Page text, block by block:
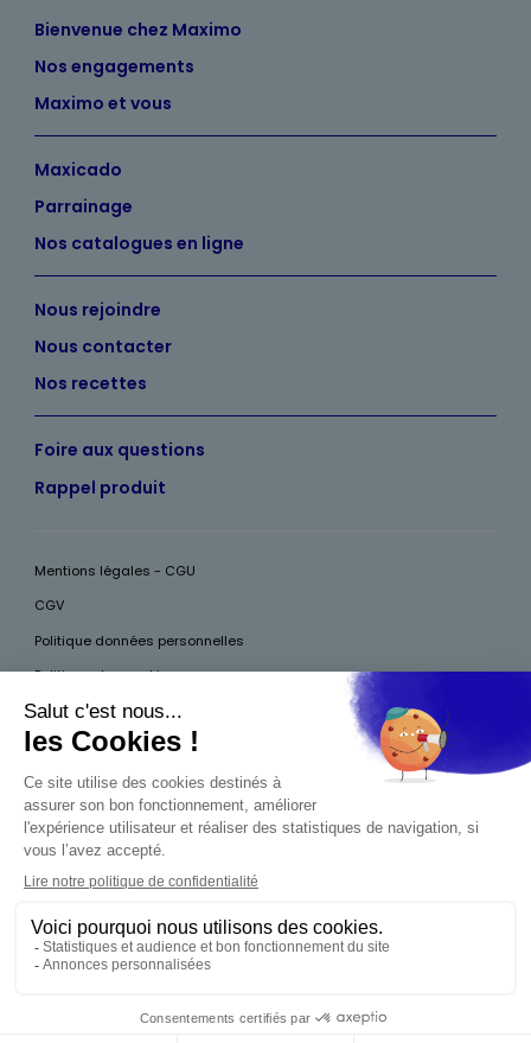
0,00 €
Bienvenue chez Maximo
Nos engagements
Maximo et vous
Maxicado
Parrainage
Nos catalogues en ligne
Nous rejoindre
Nous contacter
Nos recettes
Foire aux questions
Rappel produit
Mentions légales - CGU
CGV
Politique données personnelles
Politique des cookies
Accessibilité
Pour votre santé, mangez au moins cinq fruits et légumes par jour, plus
d’infos surwww.mangerbouger.fr
aux mineurs de moins de 18 ans
La preuve de majorité de l'acheteur est exigée au
moment de la vente en ligne. CODE DE LA SANTÉ